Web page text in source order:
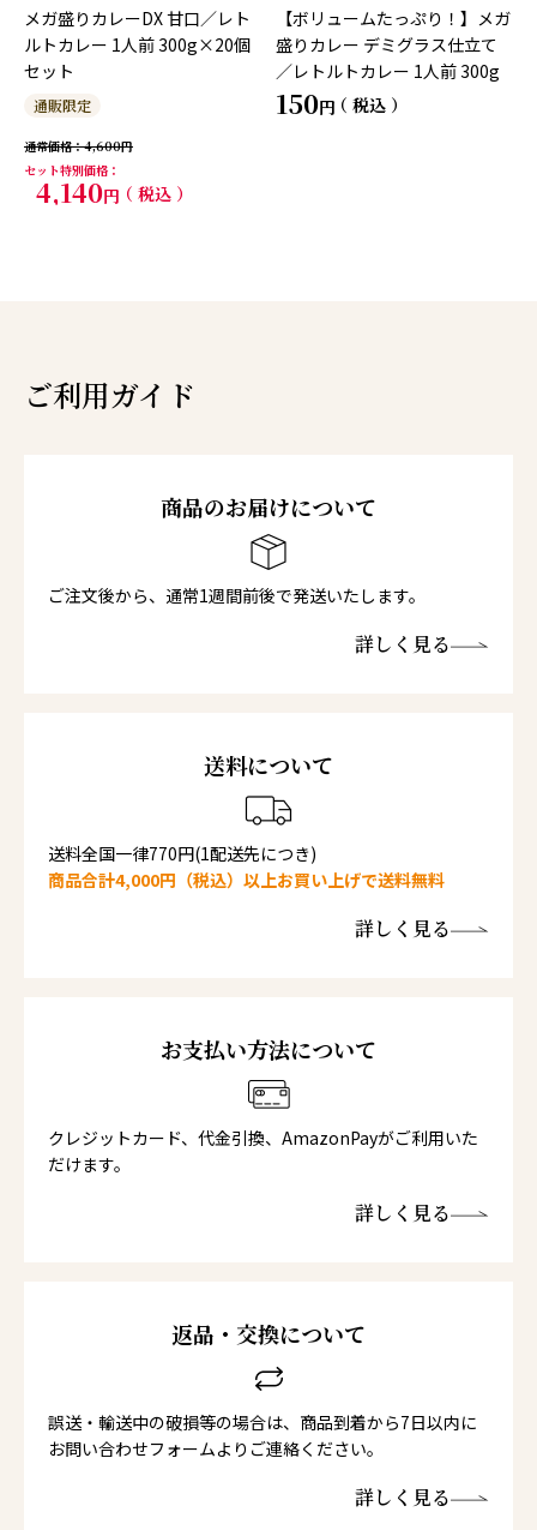
メガ盛りカレーDX 甘口／レト
ルトカレー 1人前 300g×20個
セット
通販限定
通常価格
4,600
セット特別価格
4,140 税込
【ボリュームたっぷり！】メガ
盛りカレー デミグラス仕立て
／レトルトカレー 1人前 300g
150 税込
ご利用ガイド
商品のお届けについて
ご注文後から、通常1週間前後で発送いたします。
詳しく見る
送料について
送料全国一律770円(1配送先につき)
商品合計4,000円（税込）以上お買い上げで送料無料
詳しく見る
お支払い方法について
クレジットカード、代金引換、AmazonPayがご利用いた
だけます。
詳しく見る
返品・交換について
誤送・輸送中の破損等の場合は、商品到着から7日以内に
お問い合わせフォームよりご連絡ください。
詳しく見る